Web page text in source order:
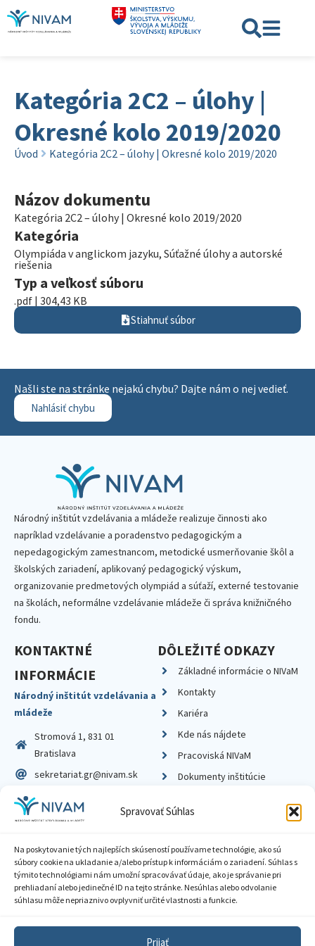
Spravovať Súhlas
Na poskytovanie tých najlepších skúseností používame technológie, ako sú
súbory cookie na ukladanie a/alebo prístup k informáciám o zariadení. Súhlas s
týmito technológiami nám umožní spracovávať údaje, ako je správanie pri
prehliadaní alebo jedinečné ID na tejto stránke. Nesúhlas alebo odvolanie
súhlasu môže nepriaznivo ovplyvniť určité vlastnosti a funkcie.
Prijať
Kategória 2C2 – úlohy |
Okresné kolo 2019/2020
Úvod Kategória 2C2 – úlohy | Okresné kolo 2019/2020
Názov dokumentu
Kategória 2C2 – úlohy | Okresné kolo 2019/2020
Kategória
Olympiáda v anglickom jazyku, Súťažné úlohy a autorské
riešenia
Typ a veľkosť súboru
.pdf | 304,43 KB
Stiahnuť súbor
Našli ste na stránke nejakú chybu? Dajte nám o nej vedieť.
Nahlásiť chybu
Národný inštitút vzdelávania a mládeže realizuje činnosti ako
napríklad vzdelávanie a poradenstvo pedagogickým a
nepedagogickým zamestnancom, metodické usmerňovanie škôl a
školských zariadení, aplikovaný pedagogický výskum,
organizovanie predmetových olympiád a súťaží, externé testovanie
na školách, neformálne vzdelávanie mládeže či správa knižničného
fondu.
KONTAKTNÉ
INFORMÁCIE
Národný inštitút vzdelávania a
mládeže
Stromová 1, 831 01
Bratislava
sekretariat.gr@nivam.sk
IČO: 00164348
DIČ: 2020798714
DÔLEŽITÉ ODKAZY
Základné informácie o NIVaM
Kontakty
Kariéra
Kde nás nájdete
Pracoviská NIVaM
Dokumenty inštitúcie
Zásady ochrany súkromia